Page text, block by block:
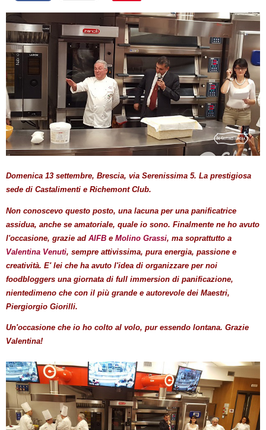
Domenica 13 settembre, Brescia, via Serenissima 5. La prestigiosa
sede di Castalimenti e Richemont Club.
Non conoscevo questo posto, una lacuna per una panificatrice
assidua, anche se amatoriale, quale io sono. Finalmente ne ho avuto
l'occasione, grazie ad AIFB e Molino Grassi, ma soprattutto a
Valentina Venuti, sempre attivissima, pura energia, passione e
creatività. E' lei che ha avuto l'idea di organizzare per noi
foodbloggers una giornata di full immersion di panificazione,
nientedimeno che con il più grande e autorevole dei Maestri,
Piergiorgio Giorilli.
Un'occasione che io ho colto al volo, pur essendo lontana. Grazie
Valentina!